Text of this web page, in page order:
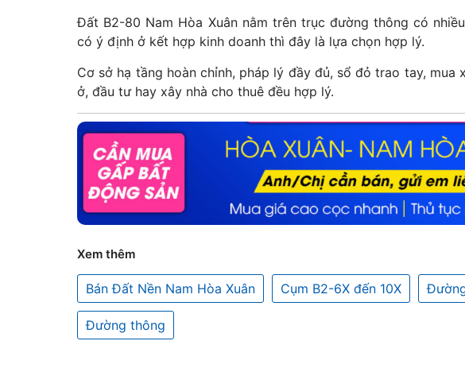
Đất B2-80 Nam Hòa Xuân nằm trên trục đường thông có
có ý định ở kết hợp kinh doanh thì đây là lựa chọn hợp lý.
Cơ sở hạ tầng hoàn chỉnh, pháp lý đầy đủ, sổ đỏ trao tay, mua
ở, đầu tư hay xây nhà cho thuê đều hợp lý.
Xem thêm
Bán Đất Nền Nam Hòa Xuân Cụm B2-6X đến 10X
Đường thông